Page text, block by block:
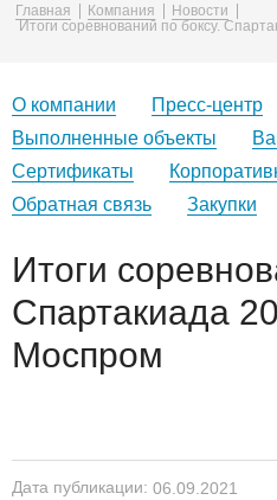
Главная Компания
Новости
Итоги соревнований по боксу.
О компании
Пресс-центр
Выполненные объекты
Сертификаты
Обратная связь
Закупки
Итоги
Спартакиада
Моспром
Дата публикации: 06.09.2021